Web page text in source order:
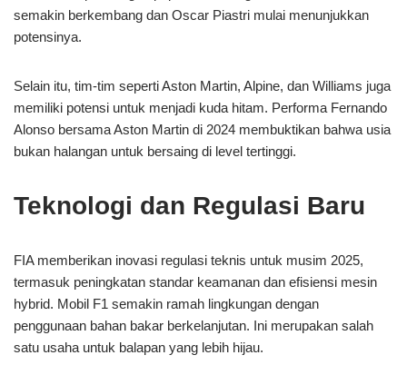
semakin berkembang dan Oscar Piastri mulai menunjukkan
potensinya.
Selain itu, tim-tim seperti Aston Martin, Alpine, dan Williams juga
memiliki potensi untuk menjadi kuda hitam. Performa Fernando
Alonso bersama Aston Martin di 2024 membuktikan bahwa usia
bukan halangan untuk bersaing di level tertinggi.
Teknologi dan Regulasi Baru
FIA memberikan inovasi regulasi teknis untuk musim 2025,
termasuk peningkatan standar keamanan dan efisiensi mesin
hybrid. Mobil F1 semakin ramah lingkungan dengan
penggunaan bahan bakar berkelanjutan. Ini merupakan salah
satu usaha untuk balapan yang lebih hijau.